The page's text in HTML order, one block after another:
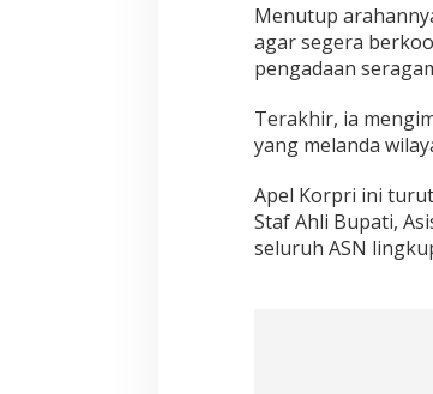
Menutup
agar segera
pengadaan
Terakhir, ia
yang melanda
Apel Korpri ini turut
Staf Ahli Bupati,
seluruh ASN